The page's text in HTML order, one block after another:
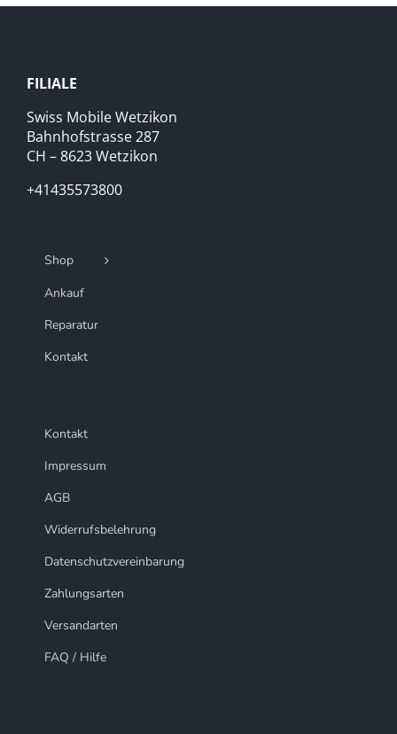
FILIALE
Swiss Mobile Wetzikon
Bahnhofstrasse 287
CH – 8623 Wetzikon
+41435573800
Shop
Ankauf
Reparatur
Kontakt
Kontakt
Impressum
AGB
Widerrufsbelehrung
Datenschutzvereinbarung
Zahlungsarten
Versandarten
FAQ / Hilfe